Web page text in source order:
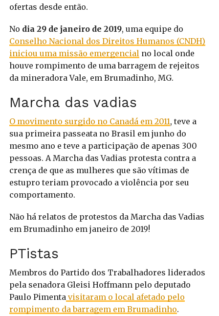
ofertas desde então.
No dia 29 de janeiro de 2019, uma equipe do
Conselho Nacional dos Direitos Humanos (CNDH)
iniciou uma missão emergencial no local onde
houve rompimento de uma barragem de rejeitos
da mineradora Vale, em Brumadinho, MG.
Marcha das vadias
O movimento surgido no Canadá em 2011, teve a
sua primeira passeata no Brasil em junho do
mesmo ano e teve a participação de apenas 300
pessoas. A Marcha das Vadias protesta contra a
crença de que as mulheres que são vítimas de
estupro teriam provocado a violência por seu
comportamento.
Não há relatos de protestos da Marcha das Vadias
em Brumadinho em janeiro de 2019!
PTistas
Membros do Partido dos Trabalhadores liderados
pela senadora Gleisi Hoffmann pelo deputado
Paulo Pimenta visitaram o local afetado pelo
rompimento da barragem em Brumadinho.